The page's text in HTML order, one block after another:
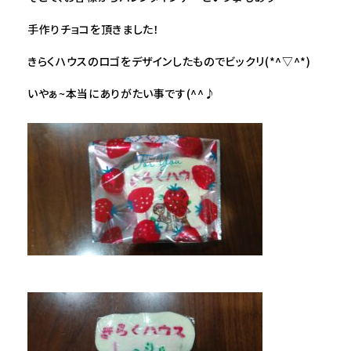
手作りチョコを頂きました！
きらくハウスのロゴをデザインしたものでビックリ(*^▽^*)
いやぁ~本当にありがたい事です(^^♪